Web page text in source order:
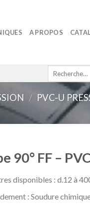
A PROPOS
/ PVC-U
90° FF –
disponibles : d.12 à
: Soudure